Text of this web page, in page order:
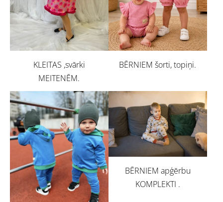
KLEITAS ,svārki
MEITENĒM.
BĒRNIEM šorti, topiņi.
BĒRNIEM apģērbu
KOMPLEKTI .